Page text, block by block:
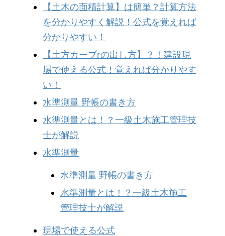
【土木の面積計算】は簡単？計算方法
を分かりやすく解説！公式を覚えれば
分かりやすい！
【土方カーブrの出し方】？！建設現
場で使える公式！覚えれば分かりやす
い！
水準測量 野帳の書き方
水準測量とは！？一級土木施工管理技
士が解説
水準測量
水準測量 野帳の書き方
水準測量とは！？一級土木施工
管理技士が解説
現場で使える公式